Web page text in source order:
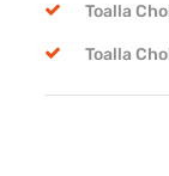
Toalla
Toalla